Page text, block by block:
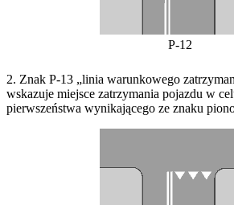
P-12
2. Znak P-13 „linia warunkowego
wskazuje miejsce zatrzymania pojazdu w
pierwszeństwa wynikającego ze znaku